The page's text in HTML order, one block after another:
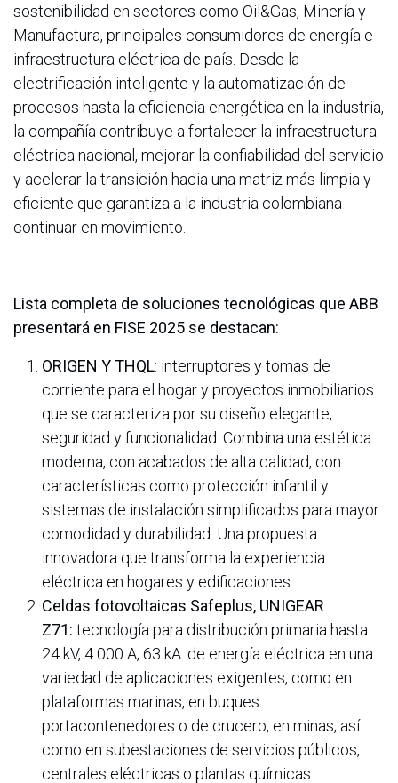
sostenibilidad en sectores como Oil&Gas, Minería y
Manufactura, principales consumidores de energía e
infraestructura eléctrica de país. Desde la
electrificación inteligente y la automatización de
procesos hasta la eficiencia energética en la industria,
la compañía contribuye a fortalecer la infraestructura
eléctrica nacional, mejorar la confiabilidad del servicio
y acelerar la transición hacia una matriz más limpia y
eficiente que garantiza a la industria colombiana
continuar en movimiento.
Lista completa de soluciones tecnológicas que ABB
presentará en FISE 2025 se destacan:
ORIGEN Y THQL: interruptores y tomas de
corriente para el hogar y proyectos inmobiliarios
que se caracteriza por su diseño elegante,
seguridad y funcionalidad. Combina una estética
moderna, con acabados de alta calidad, con
características como protección infantil y
sistemas de instalación simplificados para mayor
comodidad y durabilidad. Una propuesta
innovadora que transforma la experiencia
eléctrica en hogares y edificaciones.
Celdas fotovoltaicas Safeplus, UNIGEAR
Z71: tecnología para distribución primaria hasta
24 kV, 4 000 A, 63 kA. de energía eléctrica en una
variedad de aplicaciones exigentes, como en
plataformas marinas, en buques
portacontenedores o de crucero, en minas, así
como en subestaciones de servicios públicos,
centrales eléctricas o plantas químicas.